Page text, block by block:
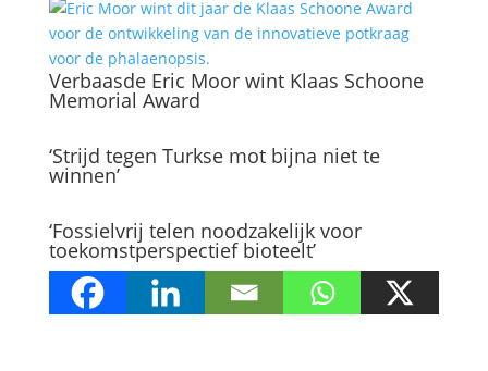
Verbaasde Eric Moor wint Klaas Schoone
Memorial Award
‘Strijd tegen Turkse mot bijna niet te
winnen’
‘Fossielvrij telen noodzakelijk voor
toekomstperspectief bioteelt’